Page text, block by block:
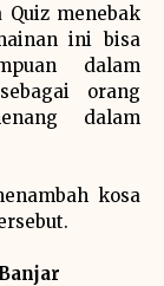
menebak
ini bisa
dalam
orang
dalam
kosa